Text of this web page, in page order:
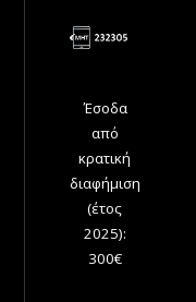
Έσοδα
από
κρατική
διαφήμιση
(έτος
2025):
300€